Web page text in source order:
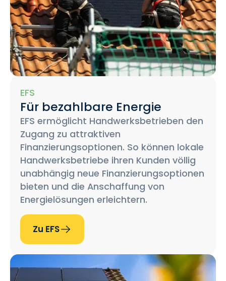
EFS
Für bezahlbare Energie
EFS ermöglicht Handwerksbetrieben den
Zugang zu attraktiven
Finanzierungsoptionen. So können lokale
Handwerksbetriebe ihren Kunden völlig
unabhängig neue Finanzierungsoptionen
bieten und die Anschaffung von
Energielösungen erleichtern.
Zu EFS